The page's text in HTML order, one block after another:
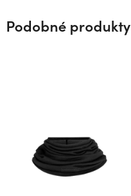
Podobné produkty